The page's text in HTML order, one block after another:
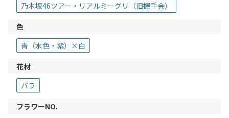
乃木坂46ツアー・リアルミーグリ（旧握手会）
色
青（水色・紫）×白
花材
バラ
フラワーNO.